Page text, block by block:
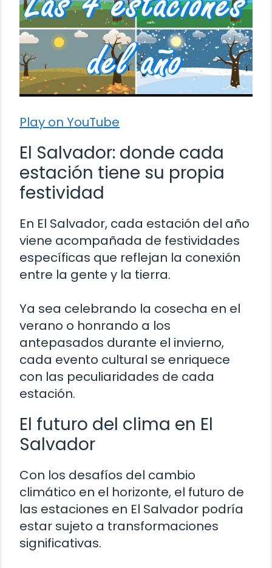
Play on YouTube
El Salvador: donde cada
estación tiene su propia
festividad
En El Salvador, cada estación del año
viene acompañada de festividades
específicas que reflejan la conexión
entre la gente y la tierra.
Ya sea celebrando la cosecha en el
verano o honrando a los
antepasados durante el invierno,
cada evento cultural se enriquece
con las peculiaridades de cada
estación.
El futuro del clima en El
Salvador
Con los desafíos del cambio
climático en el horizonte, el futuro de
las estaciones en El Salvador podría
estar sujeto a transformaciones
significativas.